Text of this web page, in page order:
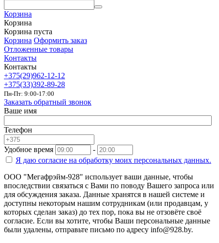
Корзина
Корзина
Корзина пуста
Корзина Оформить заказ
Отложенные товары
Контакты
Контакты
+375(29)962-12-12
+375(33)392-89-28
Пн-Пт: 9:00-17:00
Заказать обратный звонок
Ваше имя
Телефон
Удобное время
-
Я даю согласие на обработку моих персональных данных.
ООО "Мегафрэйм-928" использует ваши данные, чтобы
впоследствии связаться с Вами по поводу Вашего запроса или
для обсуждения заказа. Данные хранятся в нашей системе и
доступны некоторым нашим сотрудникам (или продавцам, у
которых сделан заказ) до тех пор, пока вы не отзовёте своё
согласие. Если вы хотите, чтобы Ваши персональные данные
были удалены, отправьте письмо по адресу info@928.by.